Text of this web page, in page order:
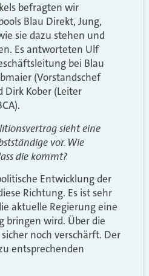
befragten wir
Blau Direkt, Jung,
sie dazu stehen und
Es antworteten Ulf
bei Blau
(Vorstandschef
Dirk Kober (Leiter
sieht eine
vor. Wie
die kommt?
Entwicklung der
Richtung. Es ist sehr
aktuelle Regierung eine
bringen wird. Über die
noch verschärft. Der
entsprechenden